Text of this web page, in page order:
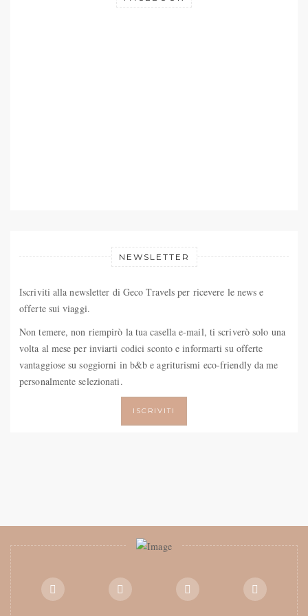
NEWSLETTER
Iscriviti alla newsletter di Geco Travels per ricevere le news e
offerte sui viaggi.
Non temere, non riempirò la tua casella e-mail, ti scriverò solo una
volta al mese per inviarti codici sconto e informarti su offerte
vantaggiose su soggiorni in b&b e agriturismi eco-friendly da me
personalmente selezionati.